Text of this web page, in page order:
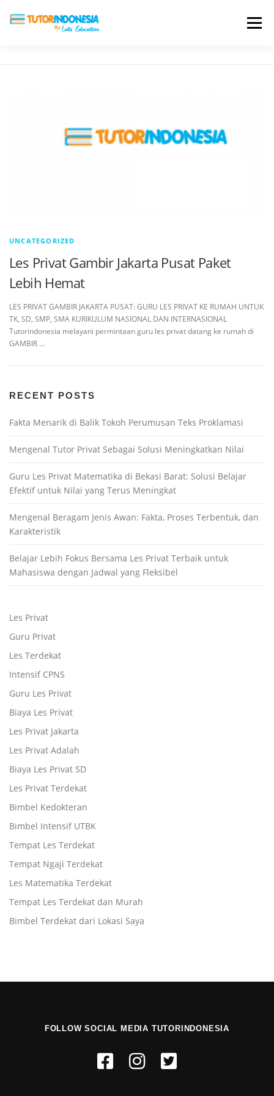
Menu
UNCATEGORIZED
Les Privat Gambir Jakarta Pusat Paket
Lebih Hemat
LES PRIVAT GAMBIR JAKARTA PUSAT: GURU LES PRIVAT KE RUMAH UNTUK
TK, SD, SMP, SMA KURIKULUM NASIONAL DAN INTERNASIONAL
Tutorindonesia melayani permintaan guru les privat datang ke rumah di
GAMBIR …
RECENT POSTS
Fakta Menarik di Balik Tokoh Perumusan Teks Proklamasi
Mengenal Tutor Privat Sebagai Solusi Meningkatkan Nilai
Guru Les Privat Matematika di Bekasi Barat: Solusi Belajar
Efektif untuk Nilai yang Terus Meningkat
Mengenal Beragam Jenis Awan: Fakta, Proses Terbentuk, dan
Karakteristik
Belajar Lebih Fokus Bersama Les Privat Terbaik untuk
Mahasiswa dengan Jadwal yang Fleksibel
Les Privat
Guru Privat
Les Terdekat
Intensif CPNS
Guru Les Privat
Biaya Les Privat
Les Privat Jakarta
Les Privat Adalah
Biaya Les Privat SD
Les Privat Terdekat
Bimbel Kedokteran
Bimbel Intensif UTBK
Tempat Les Terdekat
Tempat Ngaji Terdekat
Les Matematika Terdekat
Tempat Les Terdekat dan Murah
Bimbel Terdekat dari Lokasi Saya
FOLLOW SOCIAL MEDIA TUTORINDONESIA